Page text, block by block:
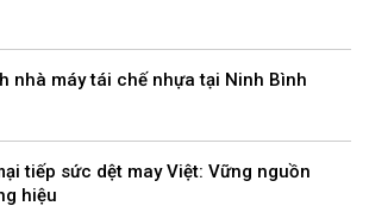
nhà máy tái chế nhựa tại Ninh Bình
tiếp sức dệt may Việt: Vững nguồn
hiệu